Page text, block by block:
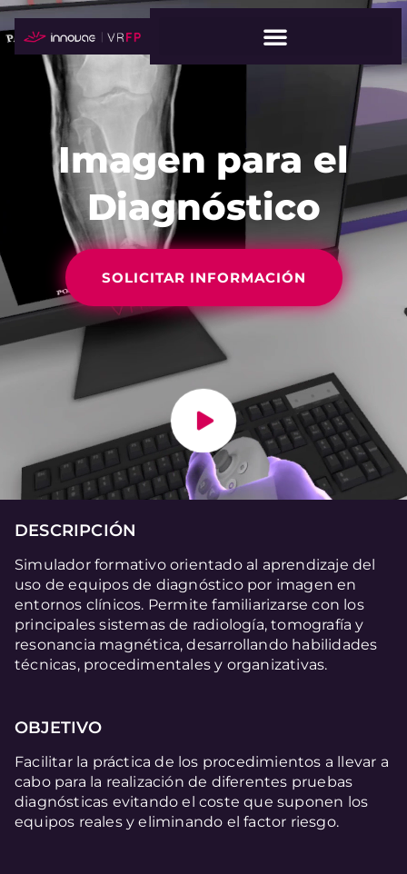
Imagen para el
Diagnóstico
SOLICITAR INFORMACIÓN
DESCRIPCIÓN
Simulador formativo orientado al aprendizaje del
uso de equipos de diagnóstico por imagen en
entornos clínicos. Permite familiarizarse con los
principales sistemas de radiología, tomografía y
resonancia magnética, desarrollando habilidades
técnicas, procedimentales y organizativas.
OBJETIVO
Facilitar la práctica de los procedimientos a llevar a
cabo para la realización de diferentes pruebas
diagnósticas evitando el coste que suponen los
equipos reales y eliminando el factor riesgo.